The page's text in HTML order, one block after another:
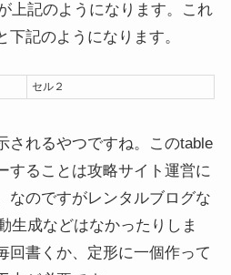
上記のようになります。これ
記のようになります。
セル２
されるやつですね。このtable
することは攻略サイト運営に
なのですがレンタルブログな
生成などはなかったりしま
回書くか、定形に一個作って